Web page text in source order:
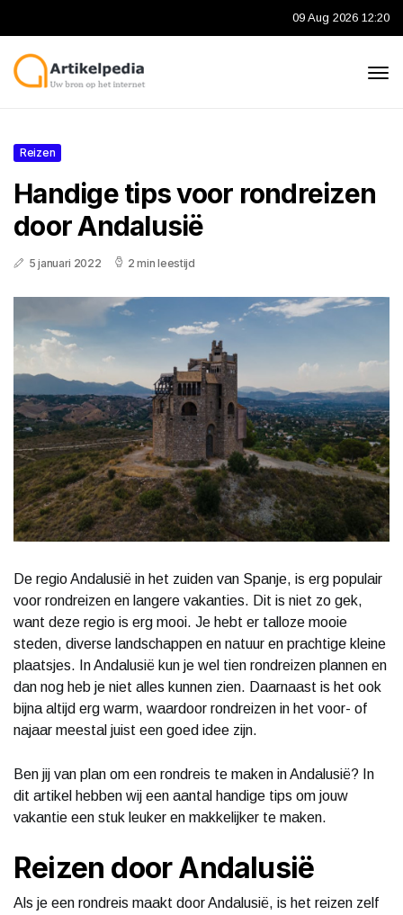
09 Aug 2026 12:20
Reizen
Handige tips voor rondreizen
door Andalusië
5 januari 2022 2 min leestijd
De regio Andalusië in het zuiden van Spanje, is erg populair
voor rondreizen en langere vakanties. Dit is niet zo gek,
want deze regio is erg mooi. Je hebt er talloze mooie
steden, diverse landschappen en natuur en prachtige kleine
plaatsjes. In Andalusië kun je wel tien rondreizen plannen en
dan nog heb je niet alles kunnen zien. Daarnaast is het ook
bijna altijd erg warm, waardoor rondreizen in het voor- of
najaar meestal juist een goed idee zijn.
Ben jij van plan om een rondreis te maken in Andalusië? In
dit artikel hebben wij een aantal handige tips om jouw
vakantie een stuk leuker en makkelijker te maken.
Reizen door Andalusië
Als je een rondreis maakt door Andalusië, is het reizen zelf